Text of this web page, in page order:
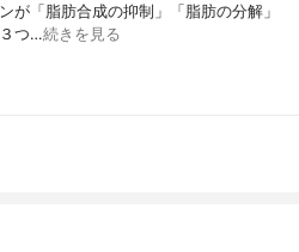
が「脂肪合成の抑制」「脂肪の分解」
つ…続きを見る